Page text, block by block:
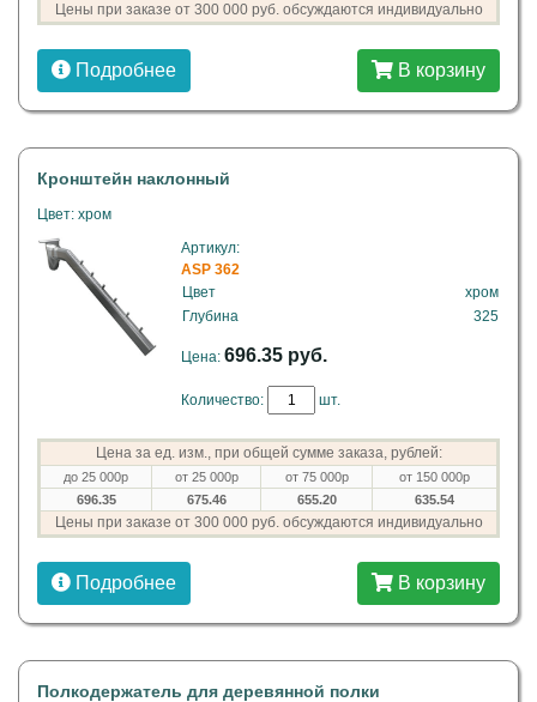
Цены при заказе от 300 000 руб. обсуждаются индивидуально
Подробнее В корзину
Кронштейн наклонный
Цвет: хром
Артикул:
ASP 362
Цвет
хром
Глубина
325
Цена: 696.35 руб.
Количество: шт.
Цена за ед. изм., при общей сумме заказа, рублей:
до 25 000р от 25 000р от 75 000р
от 150 000р
696.35
675.46 655.20 635.54
Цены при заказе от 300 000 руб. обсуждаются индивидуально
Подробнее В корзину
Полкодержатель для деревянной полки